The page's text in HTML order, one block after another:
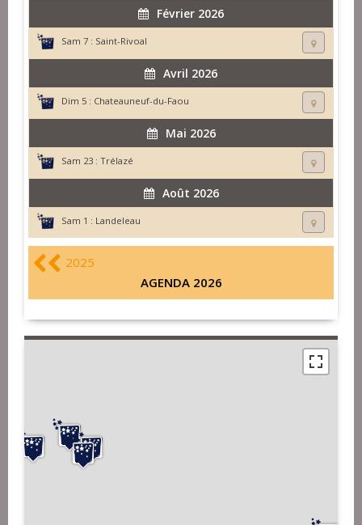
Février 2026
Sam 7 : Saint-Rivoal
Avril 2026
Dim 5 : Chateauneuf-du-Faou
Mai 2026
Sam 23 : Trélazé
Août 2026
Sam 1 : Landeleau
2025
AGENDA 2026